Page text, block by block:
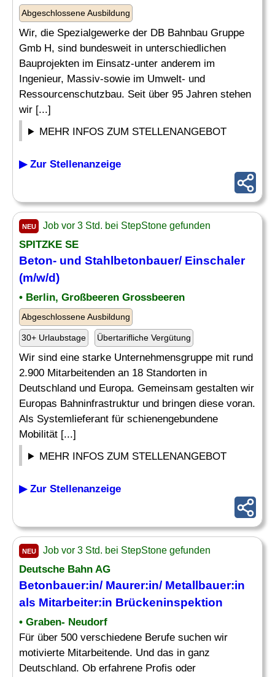
Abgeschlossene Ausbildung
Wir, die Spezialgewerke der DB Bahnbau Gruppe
Gmb H, sind bundesweit in unterschiedlichen
Bauprojekten im Einsatz-unter anderem im
Ingenieur, Massiv-sowie im Umwelt- und
Ressourcenschutzbau. Seit über 95 Jahren stehen
wir [...]
MEHR INFOS ZUM STELLENANGEBOT
▶ Zur Stellenanzeige
NEU Job vor 3 Std. bei StepStone gefunden
SPITZKE SE
Beton- und Stahlbetonbauer/ Einschaler
(m/w/d)
• Berlin, Großbeeren Grossbeeren
Abgeschlossene Ausbildung
30+ Urlaubstage Übertarifliche Vergütung
Wir sind eine starke Unternehmensgruppe mit rund
2.900 Mitarbeitenden an 18 Standorten in
Deutschland und Europa. Gemeinsam gestalten wir
Europas Bahninfrastruktur und bringen diese voran.
Als Systemlieferant für schienengebundene
Mobilität [...]
MEHR INFOS ZUM STELLENANGEBOT
▶ Zur Stellenanzeige
NEU Job vor 3 Std. bei StepStone gefunden
Deutsche Bahn AG
Betonbauer:in/ Maurer:in/ Metallbauer:in
als Mitarbeiter:in Brückeninspektion
• Graben- Neudorf
Für über 500 verschiedene Berufe suchen wir
motivierte Mitarbeitende. Und das in ganz
Deutschland. Ob erfahrene Profis oder